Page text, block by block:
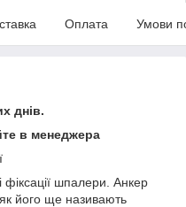
Оплата Умови
днів.
в менеджера
фіксації шпалери. Анкер
його ще називають